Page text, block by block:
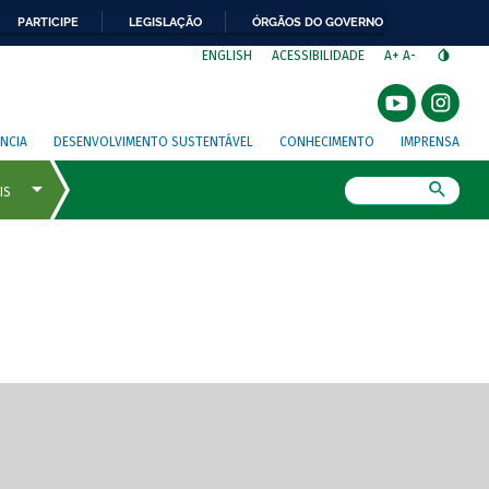
PARTICIPE LEGISLAÇÃO ÓRGÃOS DO GOVERNO
ENGLISH ACESSIBILIDADE A+ A-
DESENVOLVIMENTO SUSTENTÁVEL CONHECIMENTO IMPRENSA
de tela